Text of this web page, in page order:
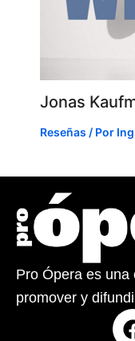
Jonas
Reseñas / Por
Pro Ópera es
promover y